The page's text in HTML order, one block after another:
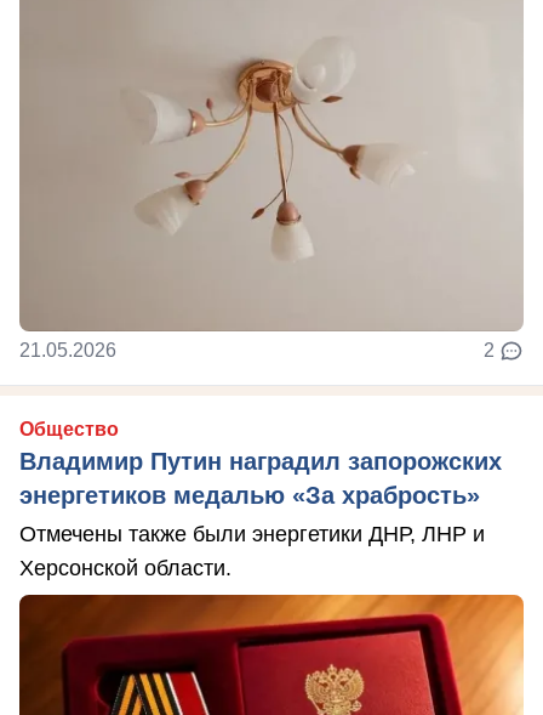
21.05.2026 2
Общество
Владимир Путин наградил запорожских
энергетиков медалью «За храбрость»
Отмечены также были энергетики ДНР, ЛНР и
Херсонской области.